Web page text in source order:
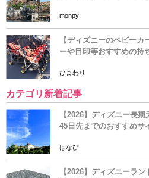
monpy
【ディズニーのベビー
ーや目印等おすすめの持
ひまわり
カテゴリ新着記事
【2026】ディズニー長
45日先までのおすすめサ
はなび
【2026】ディズニーラ